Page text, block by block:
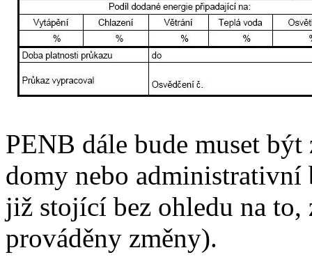
PENB dále bude muset
domy nebo
již stojící bez ohledu na to,
prováděny změny).